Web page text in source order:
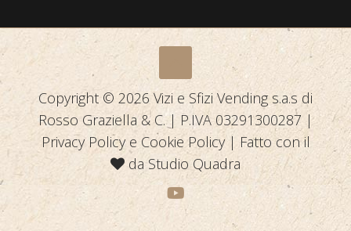
Copyright © 2026 Vizi e Sfizi Vending s.a.s di
Rosso Graziella & C. | P.IVA 03291300287 |
Privacy Policye Cookie Policy| Fatto con il
da Studio Quadra